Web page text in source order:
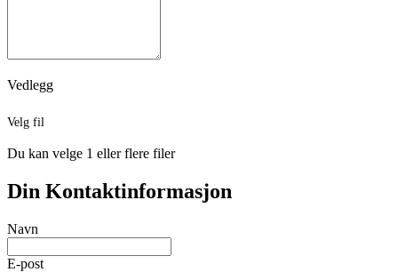
Vedlegg
Velg fil
Du kan velge 1 eller flere filer
Din Kontaktinformasjon
Navn
E-post